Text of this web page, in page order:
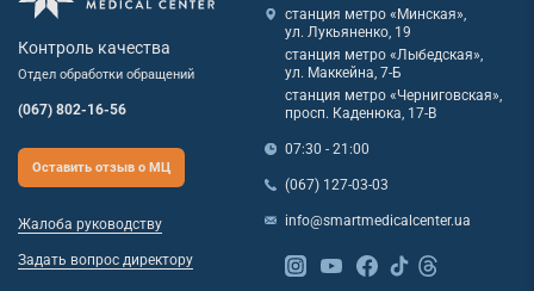
Контроль качества
Отдел обработки обращений
(067) 802-16-56
Оставить отзыв о МЦ
Жалоба руководству
Задать вопрос директору
станция метро «Минская»,
ул. Лукьяненко, 19
станция метро «Лыбедская»,
ул. Маккейна, 7-Б
станция метро «Черниговская»,
просп. Каденюка, 17-В
07:30 - 21:00
(067) 127-03-03
info@smartmedicalcenter.ua